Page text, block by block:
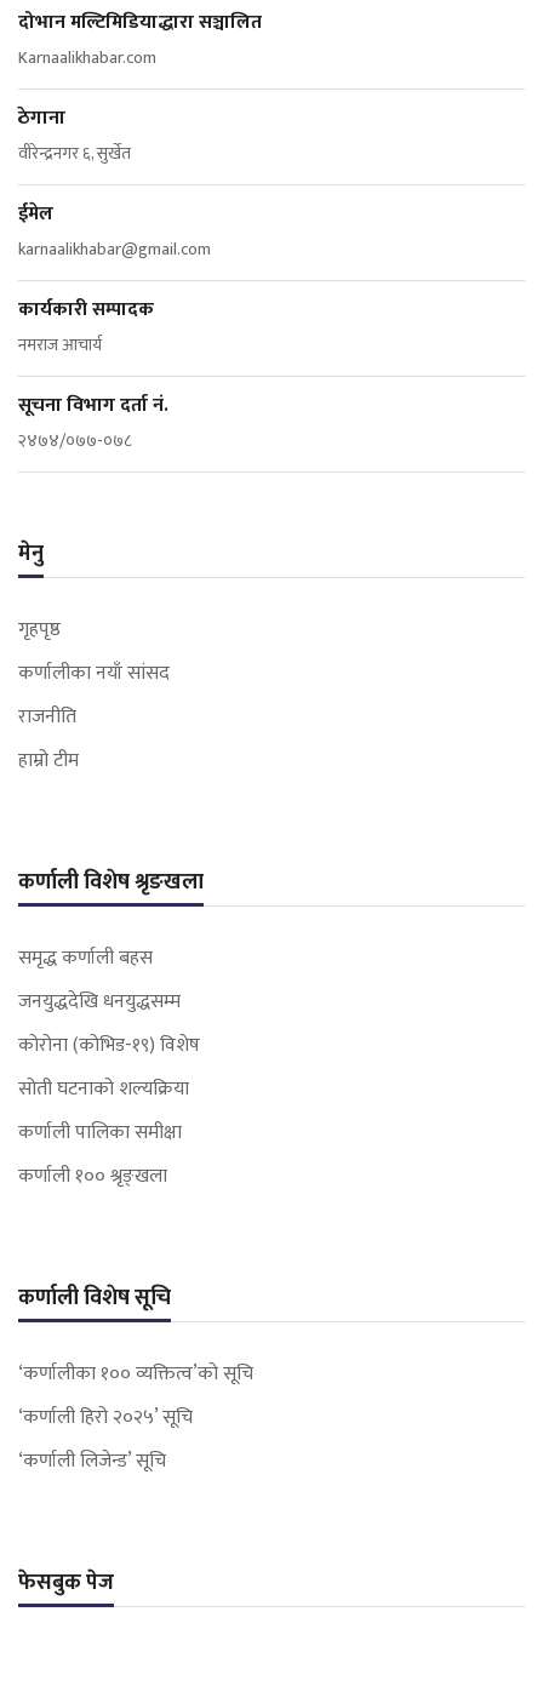
दोभान मल्टिमिडियाद्धारा सञ्चालित
Karnaalikhabar.com
ठेगाना
वीरेन्द्रनगर ६, सुर्खेत
ईमेल
karnaalikhabar@gmail.com
कार्यकारी सम्पादक
नमराज आचार्य
सूचना विभाग दर्ता नं.
२४७४/०७७-०७८
मेनु
गृहपृष्ठ
कर्णालीका नयाँ सांसद
राजनीति
हाम्रो टीम
कर्णाली विशेष श्रृङखला
समृद्ध कर्णाली बहस
जनयुद्धदेखि धनयुद्धसम्म
कोरोना (कोभिड-१९) विशेष
सोती घटनाको शल्यक्रिया
कर्णाली पालिका समीक्षा
कर्णाली १०० श्रृङ्खला
कर्णाली विशेष सूचि
‘कर्णालीका १०० व्यक्तित्व’को सूचि
‘कर्णाली हिरो २०२५’ सूचि
‘कर्णाली लिजेन्ड’ सूचि
फेसबुक पेज